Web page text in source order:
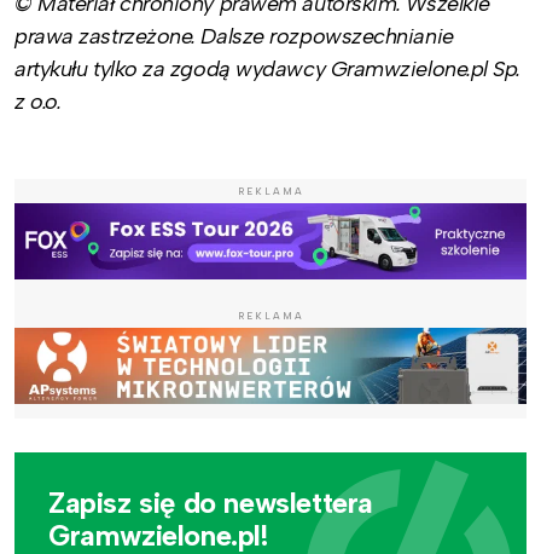
prawa zastrzeżone. Dalsze rozpowszechnianie
artykułu tylko za zgodą wydawcy Gramwzielone.pl Sp.
z o.o.
REKLAMA
REKLAMA
Zapisz się do newslettera
Gramwzielone.pl!